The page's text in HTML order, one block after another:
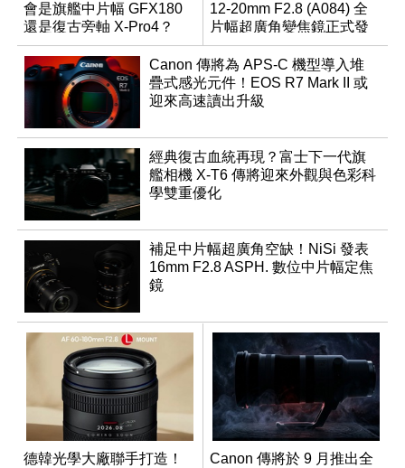
會是旗艦中片幅 GFX180
還是復古旁軸 X-Pro4？
12-20mm F2.8 (A084) 全
片幅超廣角變焦鏡正式發
表
Canon 傳將為 APS-C 機型導入堆
疊式感光元件！EOS R7 Mark II 或
迎來高速讀出升級
經典復古血統再現？富士下一代旗
艦相機 X-T6 傳將迎來外觀與色彩科
學雙重優化
補足中片幅超廣角空缺！NiSi 發表
16mm F2.8 ASPH. 數位中片幅定焦
鏡
德韓光學大廠聯手打造！
Canon 傳將於 9 月推出全